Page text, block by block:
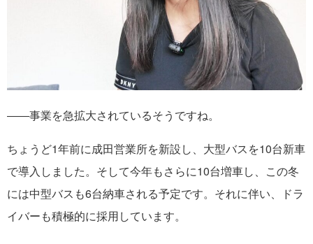
――事業を急拡大されているそうですね。
ちょうど1年前に成田営業所を新設し、大型バスを10台新車
で導入しました。そして今年もさらに10台増車し、この冬
には中型バスも6台納車される予定です。それに伴い、ドラ
イバーも積極的に採用しています。